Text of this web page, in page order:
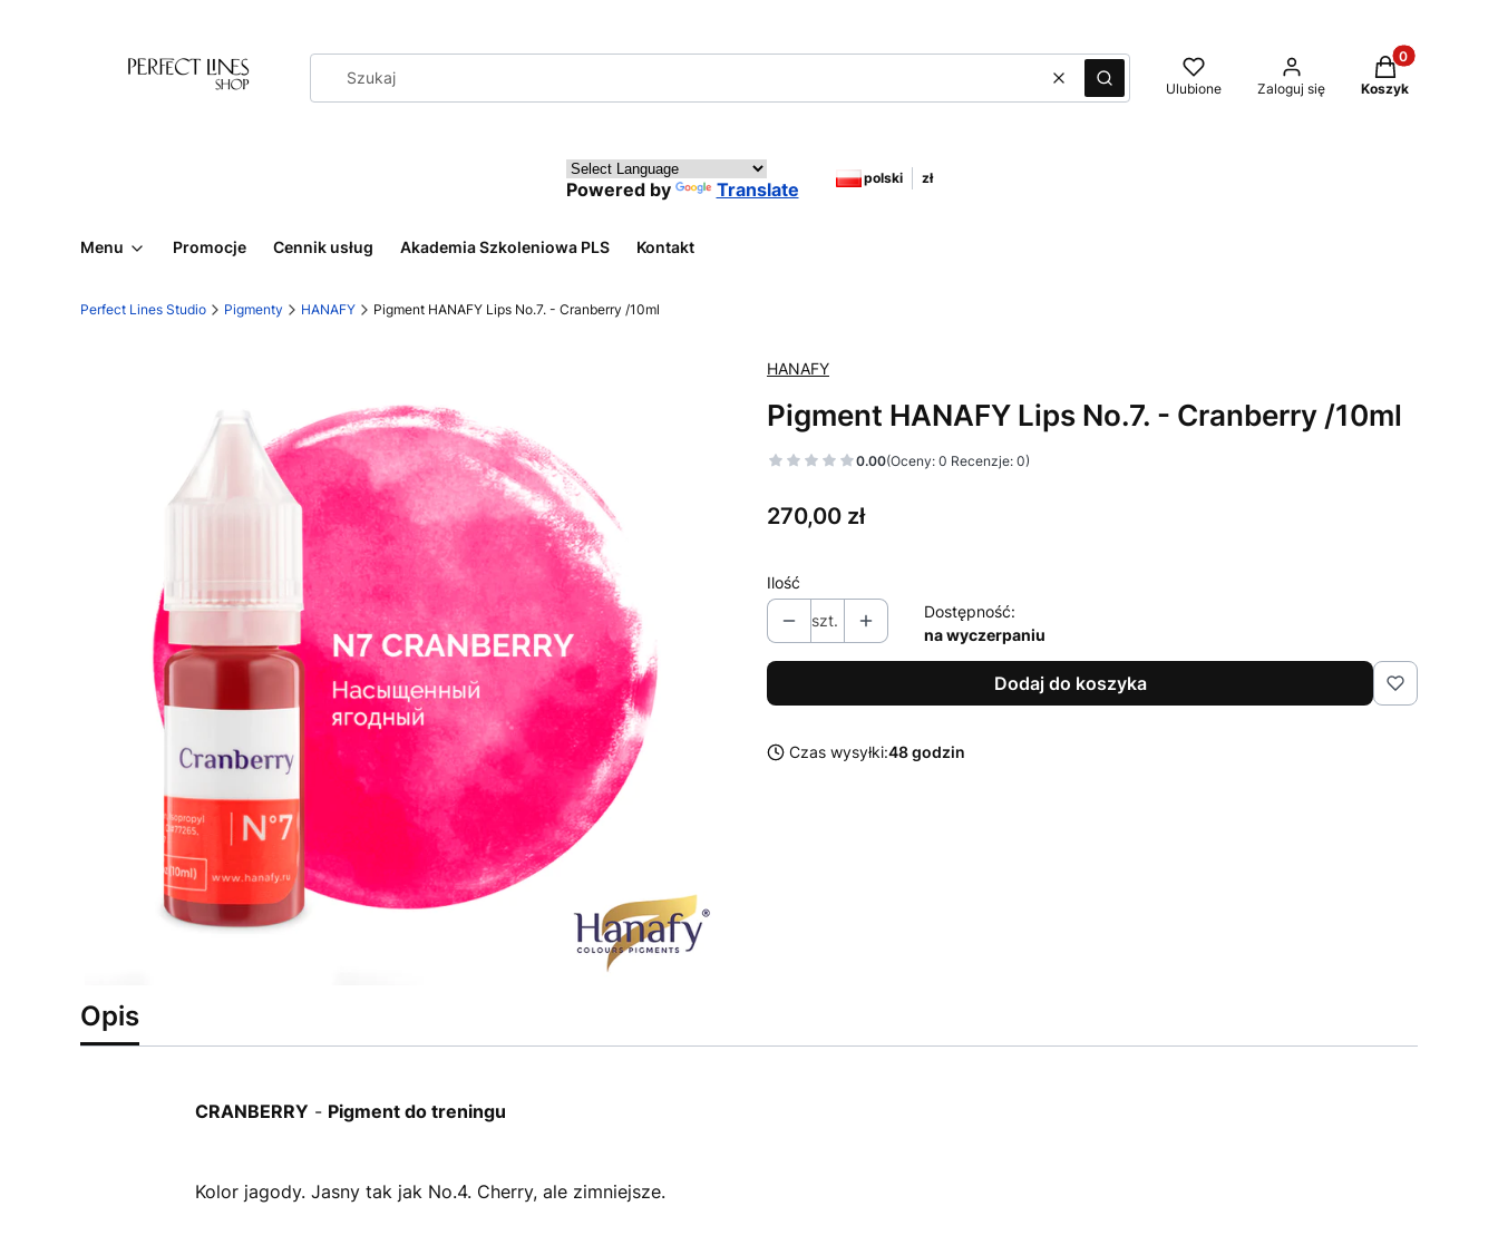
WyczyśćSzukaj Ulubione Zaloguj się
Produkty w
Koszyk
Powered by Translate
polski zł
Menu Promocje Cennik usług Akademia Szkoleniowa PLS Kontakt
Perfect Lines Studio Pigmenty HANAFY Pigment HANAFY Lips No.7. - Cranberry /10ml
HANAFY
Pigment HANAFY Lips No.7. - Cranberry /10ml
0.00(Oceny: 0 Recenzje: 0)
Cena
270,00 zł
Ilość
szt.
Dostępność:
na wyczerpaniu
Dodaj do koszyka
Czas wysyłki:48 godzin
Opis
CRANBERRY - Pigment do treningu
Kolor jagody. Jasny tak jak No.4. Cherry, ale zimniejsze.